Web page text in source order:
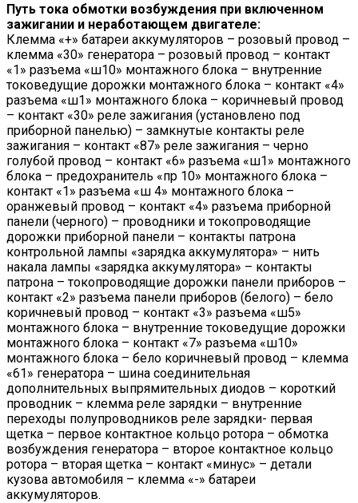
Путь тока обмотки возбуждения при включенном
зажигании и неработающем двигателе:
Клемма «+» батареи аккумуляторов – розовый провод –
клемма «30» генератора – розовый провод – контакт
«1» разъема «ш10» монтажного блока – внутренние
токоведущие дорожки монтажного блока – контакт «4»
разъема «ш1» монтажного блока – коричневый провод
– контакт «30» реле зажигания (установлено под
приборной панелью) – замкнутые контакты реле
зажигания – контакт «87» реле зажигания – черно
голубой провод – контакт «6» разъема «ш1» монтажного
блока – предохранитель «пр 10» монтажного блока –
контакт «1» разъема «ш 4» монтажного блока –
оранжевый провод – контакт «4» разъема приборной
панели (черного) – проводники и токопроводящие
дорожки приборной панели – контакты патрона
контрольной лампы «зарядка аккумулятора» – нить
накала лампы «зарядка аккумулятора» – контакты
патрона – токопроводящие дорожки панели приборов –
контакт «2» разъема панели приборов (белого) – бело
коричневый провод – контакт «3» разъема «ш5»
монтажного блока – внутренние токоведущие дорожки
монтажного блока – контакт «7» разъема «ш10»
монтажного блока – бело коричневый провод – клемма
«61» генератора – шина соединительная
дополнительных выпрямительных диодов – короткий
проводник – клемма реле зарядки – внутренние
переходы полупроводников реле зарядки- первая
щетка – первое контактное кольцо ротора – обмотка
возбуждения генератора – второе контактное кольцо
ротора – вторая щетка – контакт «минус» – детали
кузова автомобиля – клемма «-» батареи
аккумуляторов.